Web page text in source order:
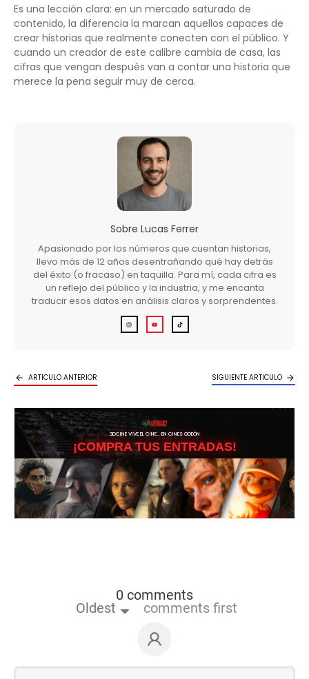
Es una lección clara: en un mercado saturado de
contenido, la diferencia la marcan aquellos capaces de
crear historias que realmente conecten con el público. Y
cuando un creador de este calibre cambia de casa, las
cifras que vengan después van a contar una historia que
merece la pena seguir muy de cerca.
Sobre Lucas Ferrer
Apasionado por los números que cuentan historias,
llevo más de 12 años desentrañando qué hay detrás
del éxito (o fracaso) en taquilla. Para mí, cada cifra es
un reflejo del público y la industria, y me encanta
traducir esos datos en análisis claros y sorprendentes.
ARTICULO ANTERIOR SIGUIENTE ARTICULO
3DCINE VIVE EL CINE… EN CINES ODEÓN
¡COMPRA TUS ENTRADAS!
0 comments
Oldest comments first